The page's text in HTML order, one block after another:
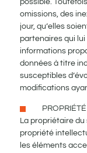
omissions, des
jour, qu’elles
partenaires qui
informations
données à titre
susceptibles
modifications
La propriétaire
propriété
les éléments